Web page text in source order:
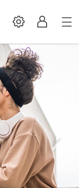
SettingsProfil